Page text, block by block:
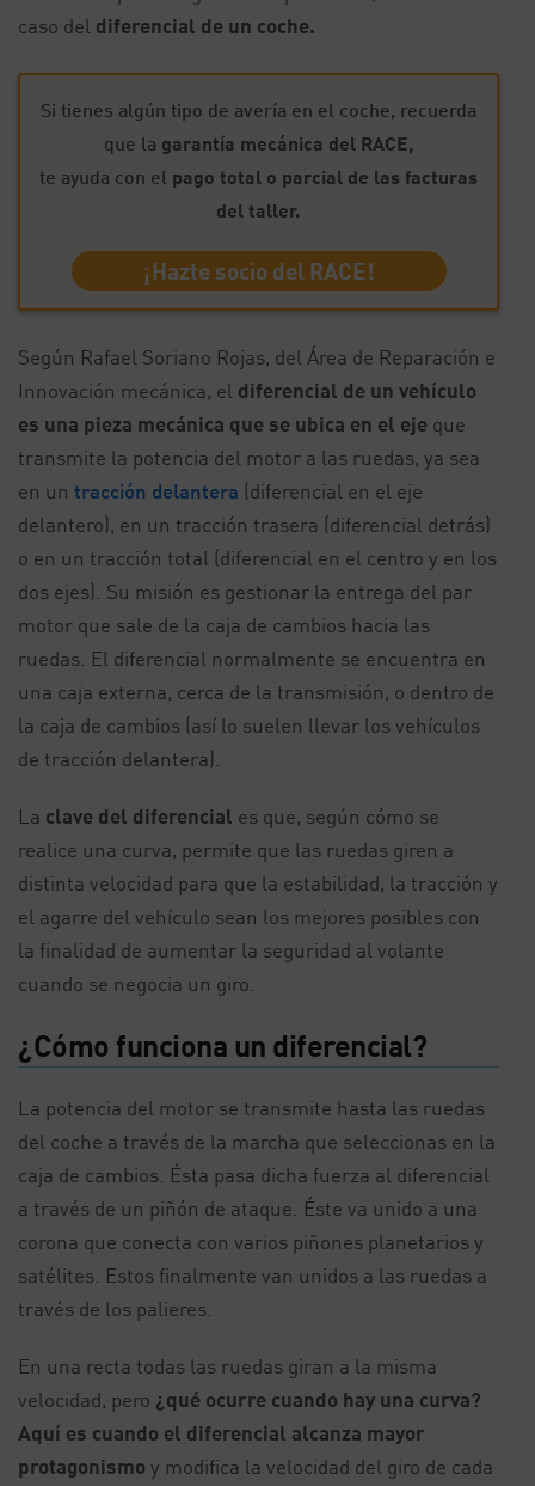
caso del diferencial de un coche.
Si tienes algún tipo de avería en el coche, recuerda
que la garantía mecánica del RACE,
te ayuda con el pago total o parcial de las facturas
del taller.
¡Hazte socio del RACE!
Según Rafael Soriano Rojas, del Área de Reparación e
Innovación mecánica, el diferencial de un vehículo
es una pieza mecánica que se ubica en el eje que
transmite la potencia del motor a las ruedas, ya sea
en un tracción delantera (diferencial en el eje
delantero), en un tracción trasera (diferencial detrás)
o en un tracción total (diferencial en el centro y en los
dos ejes). Su misión es gestionar la entrega del par
motor que sale de la caja de cambios hacia las
ruedas. El diferencial normalmente se encuentra en
una caja externa, cerca de la transmisión, o dentro de
la caja de cambios (así lo suelen llevar los vehículos
de tracción delantera).
La clave del diferencial es que, según cómo se
realice una curva, permite que las ruedas giren a
distinta velocidad para que la estabilidad, la tracción y
el agarre del vehículo sean los mejores posibles con
la finalidad de aumentar la seguridad al volante
cuando se negocia un giro.
¿Cómo funciona un diferencial?
La potencia del motor se transmite hasta las ruedas
del coche a través de la marcha que seleccionas en la
caja de cambios. Ésta pasa dicha fuerza al diferencial
a través de un piñón de ataque. Éste va unido a una
corona que conecta con varios piñones planetarios y
satélites. Estos finalmente van unidos a las ruedas a
través de los palieres.
En una recta todas las ruedas giran a la misma
velocidad, pero ¿qué ocurre cuando hay una curva?
Aquí es cuando el diferencial alcanza mayor
protagonismo y modifica la velocidad del giro de cada